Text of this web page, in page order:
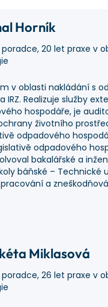
Horník
poradce, 20 let praxe v
v oblasti nakládání s
IRZ. Realizuje služby
hospodáře, je
životního
odpadového
odpadového
bakalářské a
báňské – Technické
a
Miklasová
poradce, 26 let praxe v